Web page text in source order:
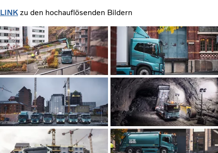
LINK zu den hochauflösenden Bildern